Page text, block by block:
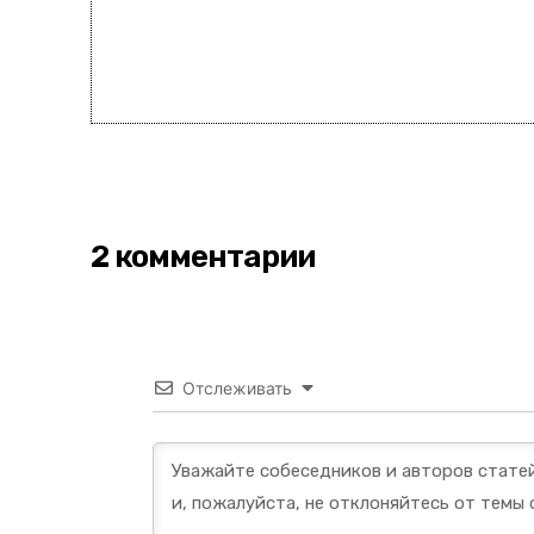
2 комментарии
Отслеживать